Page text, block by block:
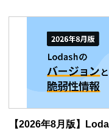
【2026年8月版】